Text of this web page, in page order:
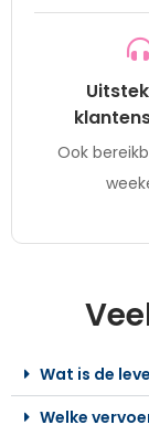
Ook
Wat is de
Welke